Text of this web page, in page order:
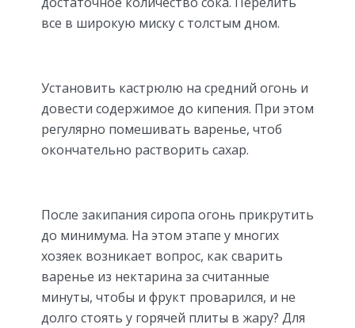
все в широкую миску с толстым дном.
Установить кастрюлю на средний огонь и
довести содержимое до кипения. При этом
регулярно помешивать варенье, чтоб
окончательно растворить сахар.
После закипания сиропа огонь прикрутить
до минимума. На этом этапе у многих
хозяек возникает вопрос, как сварить
варенье из нектарина за считанные
минуты, чтобы и фрукт проварился, и не
долго стоять у горячей плиты в жару? Для